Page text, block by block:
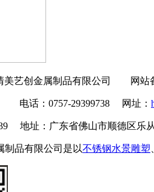
美艺创金属制品有限公司 网站
电话：0757-29399738 网址：
地址：广东省佛山市顺德区乐
制品有限公司是 以不锈钢水景雕塑